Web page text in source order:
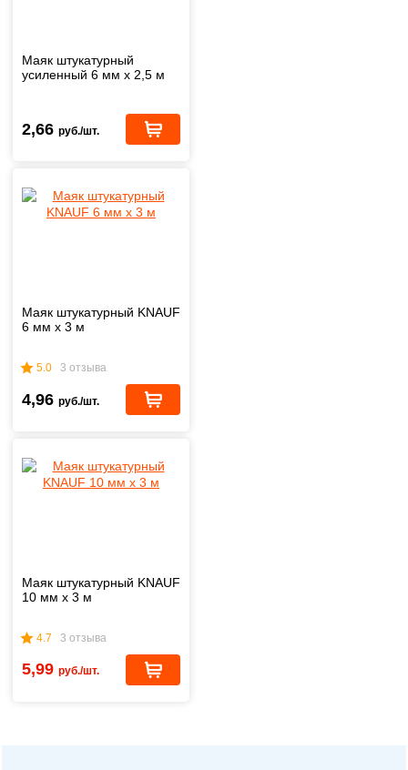
Маяк штукатурный
усиленный 6 мм x 2,5 м
2,66 руб./шт.
Маяк штукатурный KNAUF
6 мм x 3 м
5.0 3 отзыва
4,96 руб./шт.
Маяк штукатурный KNAUF
10 мм x 3 м
4.7 3 отзыва
5,99 руб./шт.